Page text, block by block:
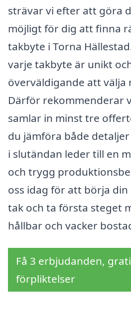
strävar vi efter att göra
möjligt för dig att finna
takbyte i Torna
varje takbyte är unikt
överväldigande att
Därför rekommenderar
samlar in minst tre
du jämföra både
i slutändan leder till en
och trygg
oss idag för att börja
tak och ta första steget
hållbar och vacker
Få 3 erbjudanden,
förpliktelser